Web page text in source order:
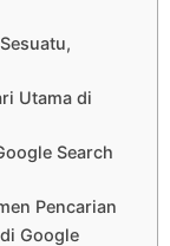
Utama di
Search
Pencarian
Google